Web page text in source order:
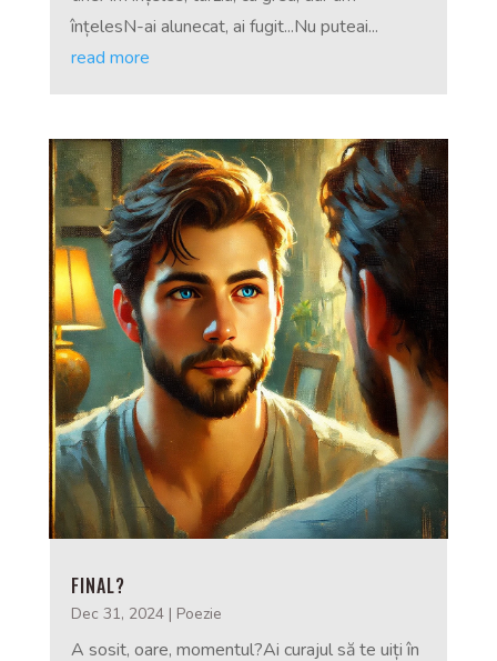
înțelesN-ai alunecat, ai fugit...Nu puteai...
read more
FINAL?
Dec 31, 2024| Poezie
A sosit, oare, momentul?Ai curajul să te uiți în